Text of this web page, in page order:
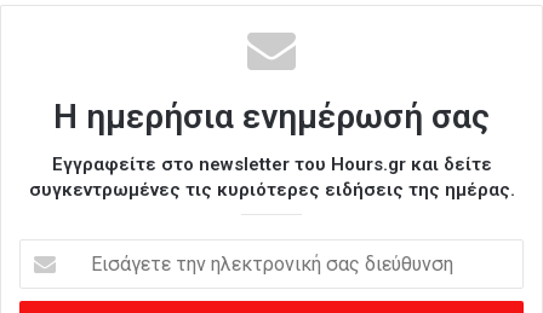
Η ημερήσια ενημέρωσή σας
Εγγραφείτε στο newsletter του Hours.gr και δείτε
συγκεντρωμένες τις κυριότερες ειδήσεις της ημέρας.
σ